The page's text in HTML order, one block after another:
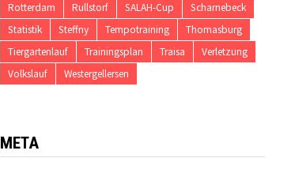
Rotterdam
Rullstorf SALAH-Cup
Scharnebeck
Statistik
Steffny Tempotraining
Thomasburg
Tiergartenlauf
Trainingsplan Traisa
Verletzung
Volkslauf
Westergellersen
META